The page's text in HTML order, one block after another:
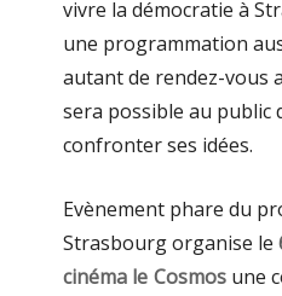
vivre la démocratie à
une programmation
autant de rendez-vous
sera possible au public
confronter ses idées.
Evènement phare du
Strasbourg organise le
cinéma le Cosmos une